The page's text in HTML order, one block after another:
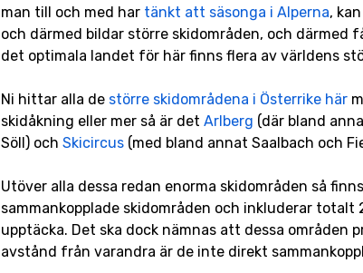
man till och med har tänkt att säsonga i Alperna,
och därmed bildar större skidområden, och
det optimala landet för här finns flera av världens
Ni hittar alla de större skidområdena i Österrike här
skidåkning eller mer så är det Arlberg (där bland
Söll) och Skicircus (med bland annat Saalbach och
Utöver alla dessa redan enorma skidområden så
sammankopplade skidområden och inkluderar
upptäcka. Det ska dock nämnas att dessa områden
avstånd från varandra är de inte direkt